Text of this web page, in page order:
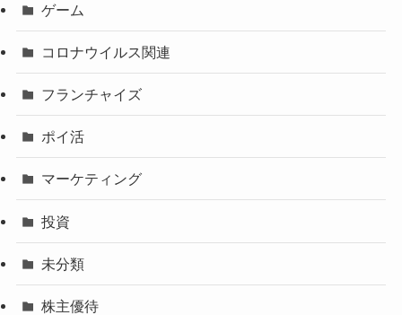
ゲーム
コロナウイルス関連
フランチャイズ
ポイ活
マーケティング
投資
未分類
株主優待